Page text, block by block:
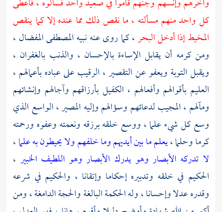
كل واحد منهم مسألته ، ما نقص ذلك مما عنده إلا كما ينقص
المخيط إذا أدخل البحر، كما روى عنه نبيه المصطفى المفضال ،
ومن كرمه أن يقابل الإساءة بالإحسان ، والذنب بالغفران ،
ويقبل التوبة ويعفو عن التقصير ، الرقيب على عباده بأعمالهم ،
العليم بأقوالهم وأفعالهم ، الكفيل بأرزاقهم وآجالهم وإنشائهم
ومآلهم ، المجيب لدعائهم وسؤالهم وإليه المصير ، الواسع الذي
وسع كل شيء علما ، ووسع خلقه برزقه ونعمته وعفوه ورحمته
كرما وحلما ،يعلم ما بين أيديهم وما خلفهم ولا يحيطون به علما،
لا تدركه الأبصار وهو يدرك الأبصار وهو اللطيف الخبير ،
الحكيم في خلقه وتدبيره إحكاما وإتقانا ، والحكيم في شرعه
وقدره عدلا وإحسانا ، وله الحكمة البالغة والحجة الدامغة ، ومن